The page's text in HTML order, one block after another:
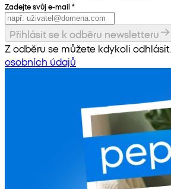
Zadejte svůj e-mail *
Přihlásit se k odběru newsletteru
Z odběru se můžete kdykoli odhlásit.
osobních údajů